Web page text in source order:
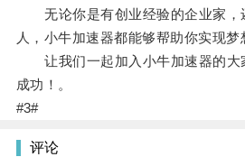
无论你是有创业经验的企业家，
人，小牛加速器都能够帮助你实现梦
让我们一起加入小牛加速器的大
成功！。
#3#
评论